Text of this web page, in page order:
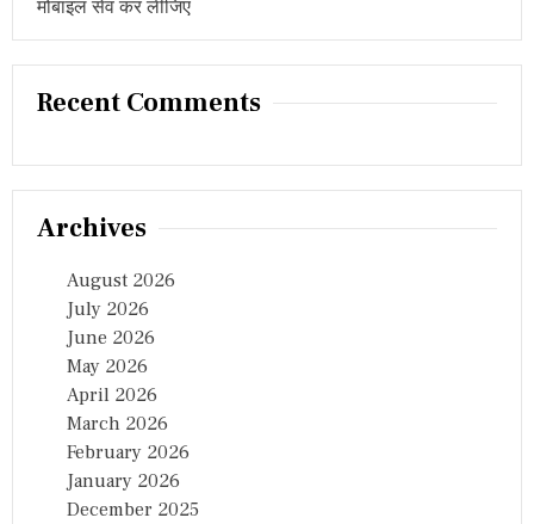
मोबाइल सेव कर लीजिए
Recent Comments
Archives
August 2026
July 2026
June 2026
May 2026
April 2026
March 2026
February 2026
January 2026
December 2025